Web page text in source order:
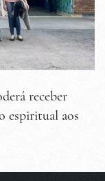
receber
espiritual aos